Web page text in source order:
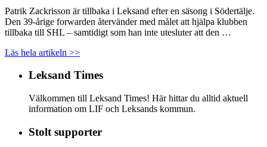
Patrik Zackrisson är tillbaka i Leksand efter en säsong i Södertälje.
Den 39-årige forwarden återvänder med målet att hjälpa klubben
tillbaka till SHL – samtidigt som han inte utesluter att den …
Läs hela artikeln >>
Leksand Times
Välkommen till Leksand Times! Här hittar du alltid aktuell
information om LIF och Leksands kommun.
Stolt supporter